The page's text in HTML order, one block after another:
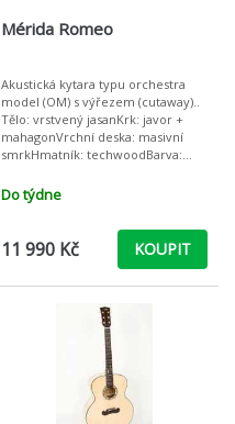
Mérida Romeo
Akustická kytara typu orchestra
model (OM) s výřezem (cutaway)..
Tělo: vrstvený jasanKrk: javor +
mahagonVrchní deska: masivní
smrkHmatník: techwoodBarva:
pražců: 20Kobylkový a nultý
pražec:
Do týdne
11 990 Kč KOUPIT